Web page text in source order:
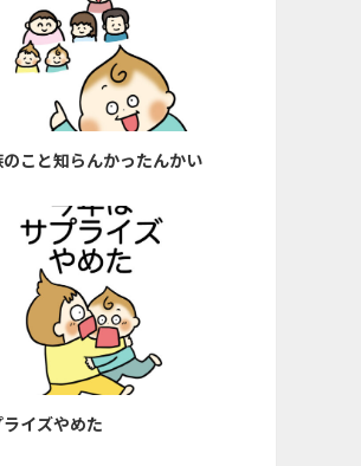
こと知らんかったんかい
イズやめた